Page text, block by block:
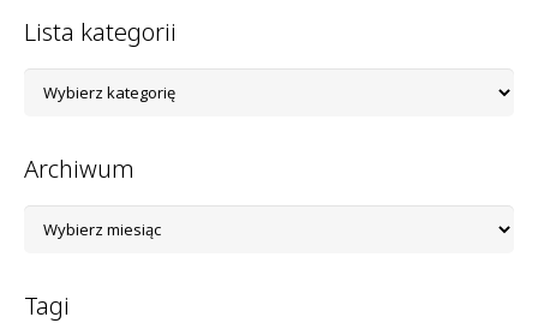
Lista kategorii
kategorii
Archiwum
Tagi